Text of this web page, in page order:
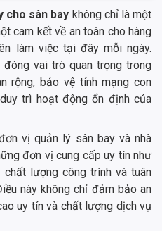
cho sân bay không chỉ là một
cam kết về an toàn cho hàng
làm việc tại đây mỗi ngày.
đóng vai trò quan trọng trong
rộng, bảo vệ tính mạng con
trì hoạt động ổn định của
vị quản lý sân bay và nhà
đơn vị cung cấp uy tín như
lượng công trình và tuân
này không chỉ đảm bảo an
uy tín và chất lượng dịch vụ